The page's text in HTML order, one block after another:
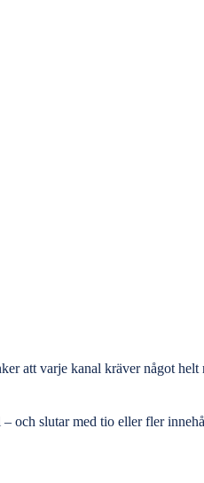
att varje kanal kräver något
och slutar med tio eller fler